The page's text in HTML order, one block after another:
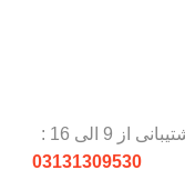
از 9 الی 16 :
03131309530